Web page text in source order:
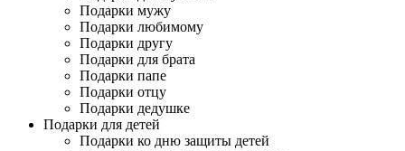
Подарки мужу
Подарки любимому
Подарки другу
Подарки для брата
Подарки папе
Подарки отцу
Подарки дедушке
Подарки для детей
Подарки ко дню защиты детей